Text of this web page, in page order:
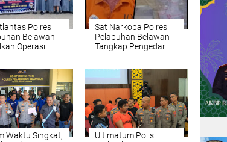
Polres
Belawan
Operasi
Pangeran
Sat Narkoba Polres
Pelabuhan Belawan
Tangkap Pengedar
Disita dari Bawah
Meja Makan
Waktu Singkat,
Ultimatum Polisi